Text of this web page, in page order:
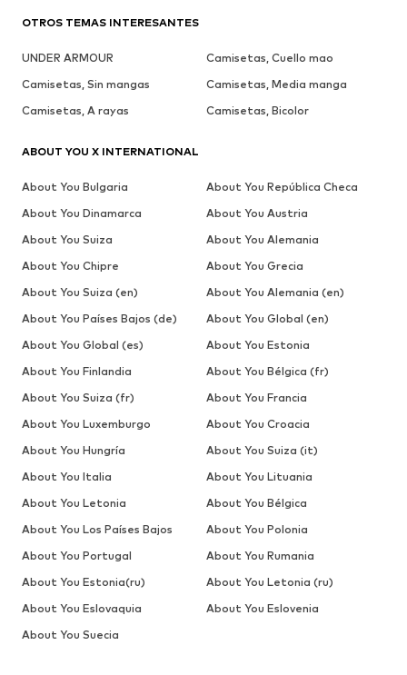
OTROS TEMAS INTERESANTES
UNDER ARMOUR
Camisetas, Cuello mao
Camisetas, Sin mangas
Camisetas, Media manga
Camisetas, A rayas
Camisetas, Bicolor
ABOUT YOU X INTERNATIONAL
About You Bulgaria
About You República Checa
About You Dinamarca
About You Austria
About You Suiza
About You Alemania
About You Chipre
About You Grecia
About You Suiza (en)
About You Alemania (en)
About You Países Bajos (de)
About You Global (en)
About You Global (es)
About You Estonia
About You Finlandia
About You Bélgica (fr)
About You Suiza (fr)
About You Francia
About You Luxemburgo
About You Croacia
About You Hungría
About You Suiza (it)
About You Italia
About You Lituania
About You Letonia
About You Bélgica
About You Los Países Bajos
About You Polonia
About You Portugal
About You Rumania
About You Estonia(ru)
About You Letonia (ru)
About You Eslovaquia
About You Eslovenia
About You Suecia